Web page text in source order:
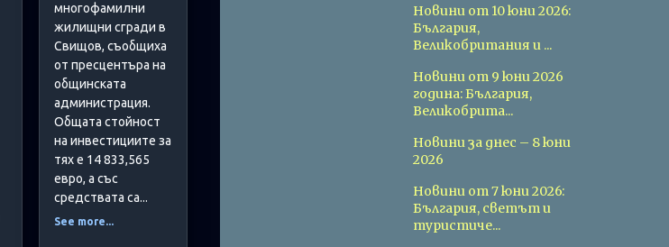
многофамилни
жилищни сгради в
Свищов, съобщиха
от пресцентъра на
общинската
администрация.
Общата стойност
на инвестициите за
тях е 14 833,565
евро, а със
средствата са...
See more...
Новини от 10 юни 2026:
България,
Великобритания и ...
Новини от 9 юни 2026
година: България,
Великобрита...
Новини за днес – 8 юни
2026
Новини от 7 юни 2026:
България, светът и
туристиче...